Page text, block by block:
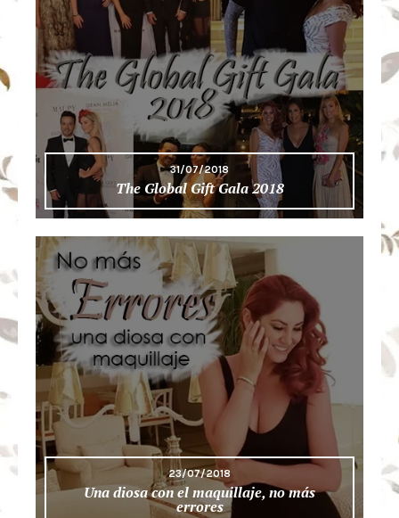
31/07/2018
The Global Gift Gala 2018
23/07/2018
Una diosa con el maquillaje, no más
errores